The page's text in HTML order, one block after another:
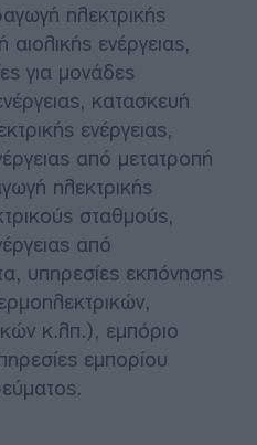
ηλεκτρικής
ενέργειας,
για μονάδες
κατασκευή
ενέργειας,
από μετατροπή
ηλεκτρικής
σταθμούς,
από
υπηρεσίες εκπόνησης
κ.λπ.), εμπόριο
εμπορίου